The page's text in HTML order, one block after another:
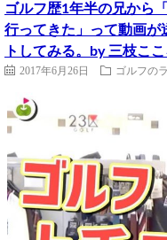
ゴルフ歴1年半の兄から
行ってきた」って動画が
トしてみる。by 三枝こ
2017年6月26日 ゴルフの